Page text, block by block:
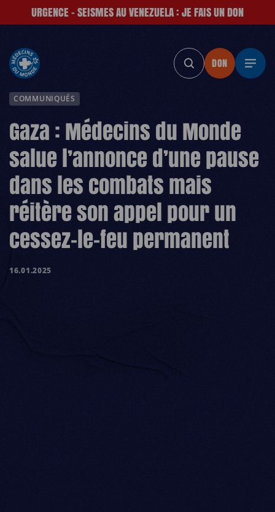
URGENCE - SEISMES AU VENEZUELA : JE FAIS UN DON
DON DON DON DON
DON
COMMUNIQUÉS
Gaza : Médecins du Monde
salue l’annonce d’une pause
dans les combats mais
réitère son appel pour un
cessez-le-feu permanent
16.01.2025